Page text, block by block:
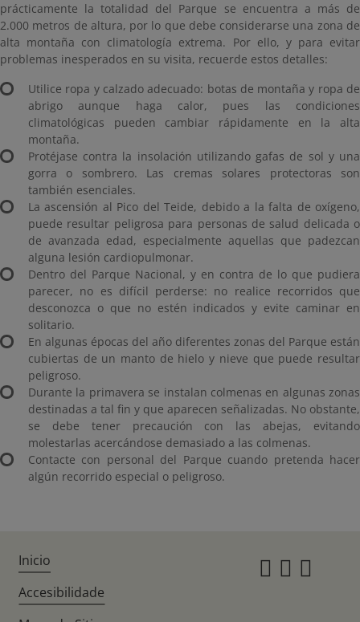
prácticamente la totalidad del Parque se encuentra a más de
2.000 metros de altura, por lo que debe considerarse una zona de
alta montaña con climatología extrema. Por ello, y para evitar
problemas inesperados en su visita, recuerde estos detalles:
Utilice ropa y calzado adecuado: botas de montaña y ropa de
abrigo aunque haga calor, pues las condiciones
climatológicas pueden cambiar rápidamente en la alta
montaña.
Protéjase contra la insolación utilizando gafas de sol y una
gorra o sombrero. Las cremas solares protectoras son
también esenciales.
La ascensión al Pico del Teide, debido a la falta de oxígeno,
puede resultar peligrosa para personas de salud delicada o
de avanzada edad, especialmente aquellas que padezcan
alguna lesión cardiopulmonar.
Dentro del Parque Nacional, y en contra de lo que pudiera
parecer, no es difícil perderse: no realice recorridos que
desconozca o que no estén indicados y evite caminar en
solitario.
En algunas épocas del año diferentes zonas del Parque están
cubiertas de un manto de hielo y nieve que puede resultar
peligroso.
Durante la primavera se instalan colmenas en algunas zonas
destinadas a tal fin y que aparecen señalizadas. No obstante,
se debe tener precaución con las abejas, evitando
molestarlas acercándose demasiado a las colmenas.
Contacte con personal del Parque cuando pretenda hacer
algún recorrido especial o peligroso.
Inicio
Accesibilidade